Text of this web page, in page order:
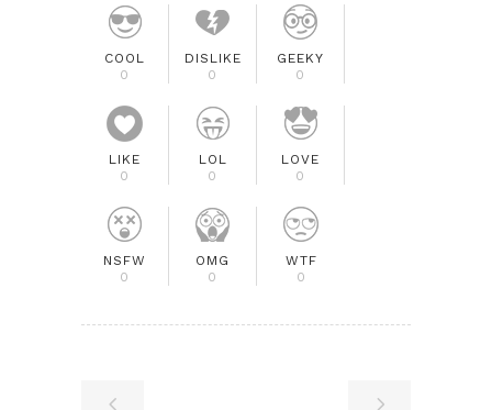
COOL
0
DISLIKE
0
GEEKY
0
LIKE
0
LOL
0
LOVE
0
NSFW
0
OMG
0
WTF
0